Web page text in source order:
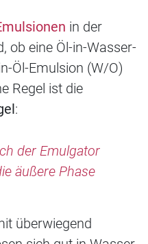
in der
ob eine Öl-in-Wasser-
Öl-Emulsion (W/O)
Regel ist die
:
der Emulgator
äußere Phase
überwiegend